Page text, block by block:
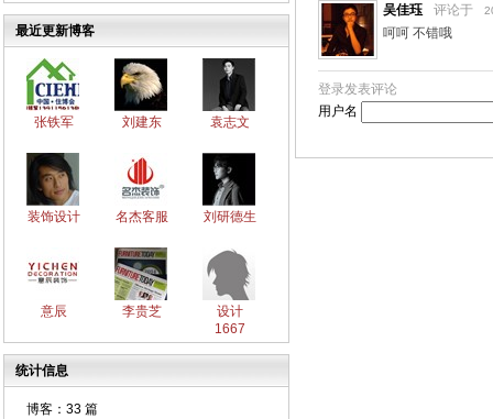
最近更新博客
张铁军 刘建东 袁志文
装饰设计 名杰客服 刘研德生
意辰 李贵芝
设计
1667
统计信息
博客： 33 篇
吴佳珏 评论于
呵呵 不错哦
登录发表评论
用户名